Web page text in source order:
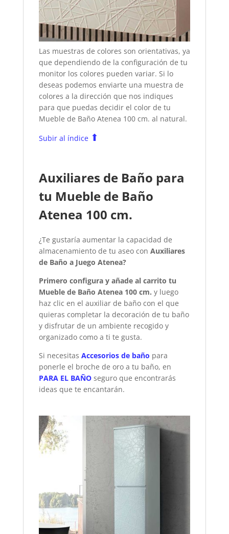
Las muestras de colores son orientativas, ya
que dependiendo de la configuración de tu
monitor los colores pueden variar. Si lo
deseas podemos enviarte una muestra de
colores a la dirección que nos indiques
para que puedas decidir el color de tu
Mueble de Baño Atenea 100 cm. al natural.
Subir al índice ⬆
Auxiliares de Baño para
tu Mueble de Baño
Atenea 100 cm.
¿Te gustaría aumentar la capacidad de
almacenamiento de tu aseo con Auxiliares
de Baño a Juego Atenea?
Primero configura y añade al carrito tu
Mueble de Baño Atenea 100 cm. y luego
haz clic en el auxiliar de baño con el que
quieras completar la decoración de tu baño
y disfrutar de un ambiente recogido y
organizado como a ti te gusta.
Si necesitas Accesorios de baño para
ponerle el broche de oro a tu baño, en
PARA EL BAÑOseguro que encontrarás
ideas que te encantarán.